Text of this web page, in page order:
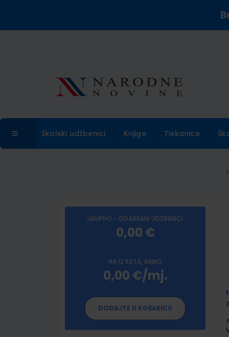
Školski udžbenici Knjige Tiskanice
UKUPNO - ODABRANI UDŽBENICI
0,00 €
NA 12 RATA, SAMO
0,00 €/mj.
DODAJTE U KOŠARICU